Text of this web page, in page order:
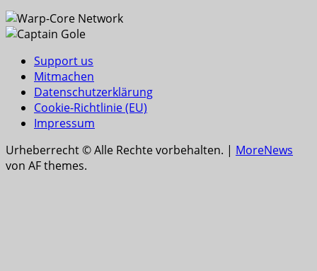
Support us
Mitmachen
Datenschutzerklärung
Cookie-Richtlinie (EU)
Impressum
Urheberrecht © Alle Rechte vorbehalten. | MoreNews
von AF themes.